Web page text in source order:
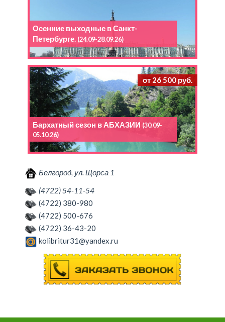
Осенние выходные в Санкт-
Петербурге. (24.09-28.09.26)
от 26 500 руб.
Бархатный сезон в АБХАЗИИ (30.09-
05.10.26)
Белгород, ул. Щорса 1
(4722) 54-11-54
(4722) 380-980
(4722) 500-676
(4722) 36-43-20
kolibritur31@yandex.ru